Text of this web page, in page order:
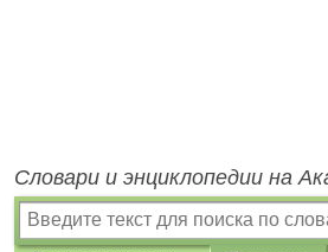
Словари и энциклопедии на